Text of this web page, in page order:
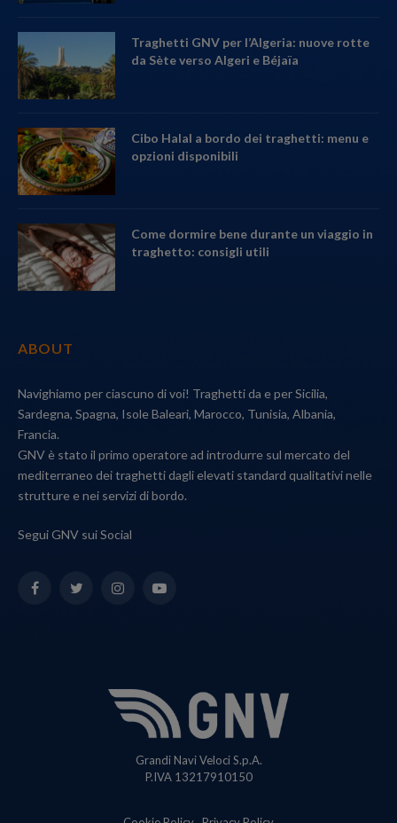
Traghetti GNV per l’Algeria: nuove rotte
da Sète verso Algeri e Béjaïa
Cibo Halal a bordo dei traghetti: menu e
opzioni disponibili
Come dormire bene durante un viaggio in
traghetto: consigli utili
ABOUT
Navighiamo per ciascuno di voi! Traghetti da e per Sicilia,
Sardegna, Spagna, Isole Baleari, Marocco, Tunisia, Albania,
Francia.
GNV è stato il primo operatore ad introdurre sul mercato del
mediterraneo dei traghetti dagli elevati standard qualitativi nelle
strutture e nei servizi di bordo.
Segui GNV sui Social
FacebookTwitterInstagramYouTube
Grandi Navi Veloci S.p.A.
P.IVA 13217910150